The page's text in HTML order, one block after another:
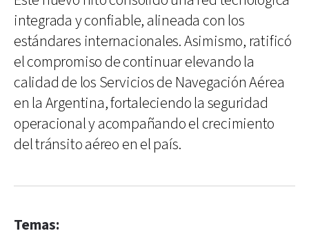
integrada y confiable, alineada con los
estándares internacionales. Asimismo, ratificó
el compromiso de continuar elevando la
calidad de los Servicios de Navegación Aérea
en la Argentina, fortaleciendo la seguridad
operacional y acompañando el crecimiento
del tránsito aéreo en el país.
Temas: